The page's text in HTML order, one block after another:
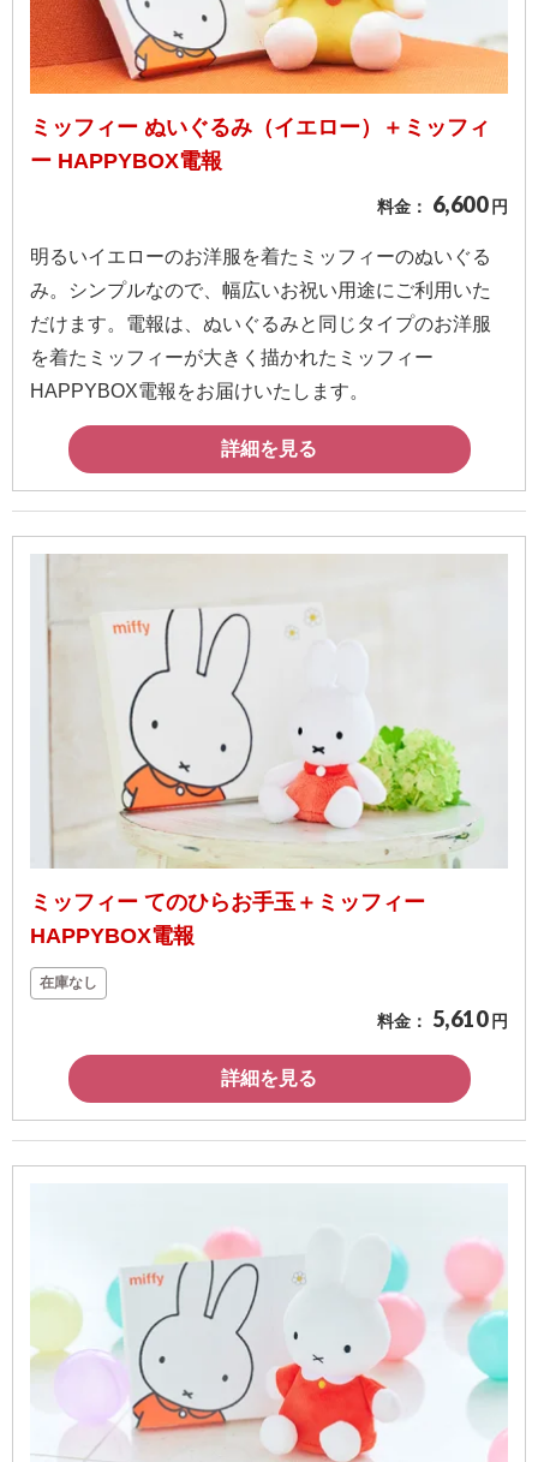
ミッフィー ぬいぐるみ（イエロー）＋ミッフィ
ー HAPPYBOX電報
料金： 6,600 円
明るいイエローのお洋服を着たミッフィーのぬいぐる
み。シンプルなので、幅広いお祝い用途にご利用いた
だけます。電報は、ぬいぐるみと同じタイプのお洋服
を着たミッフィーが大きく描かれたミッフィー
HAPPYBOX電報をお届けいたします。
詳細を見る
ミッフィー てのひらお手玉＋ミッフィー
HAPPYBOX電報
在庫なし
料金： 5,610 円
詳細を見る